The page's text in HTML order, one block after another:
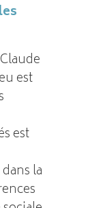
est
est
la